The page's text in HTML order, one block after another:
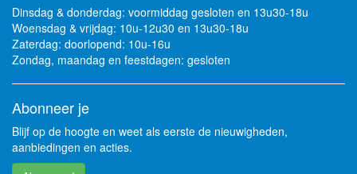
Dinsdag & donderdag: voormiddag gesloten en 13u30-18u
Woensdag & vrijdag: 10u-12u30 en 13u30-18u
Zaterdag: doorlopend: 10u-16u
Zondag, maandag en feestdagen: gesloten
Abonneer je
Blijf op de hoogte en weet als eerste de nieuwigheden,
aanbiedingen en acties.